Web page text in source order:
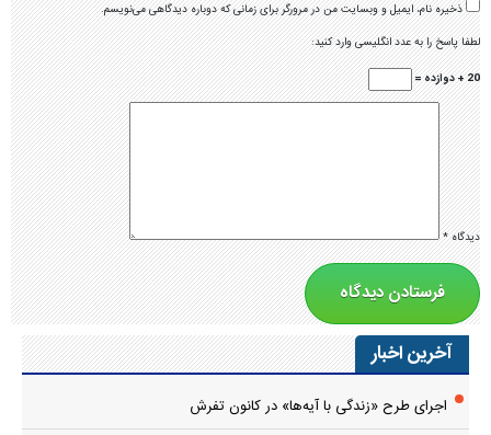
ذخیره نام، ایمیل و وبسایت من در مرورگر برای زمانی که دوباره دیدگاهی می‌نویسم.
لطفا پاسخ را به عدد انگلیسی وارد کنید:
20 + دوازده =
دیدگاه*
آخرین اخبار
اجرای طرح «زندگی با آیه‌ها» در کانون تفرش